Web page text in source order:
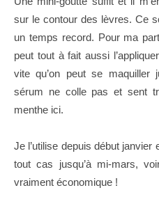
sur le contour des lèvres. Ce
un temps record. Pour ma
peut tout à fait aussi
vite qu’on peut se maquiller
sérum ne colle pas et sent
menthe ici.
Je l’utilise depuis début janvier
tout cas jusqu’à mi-mars,
vraiment économique !